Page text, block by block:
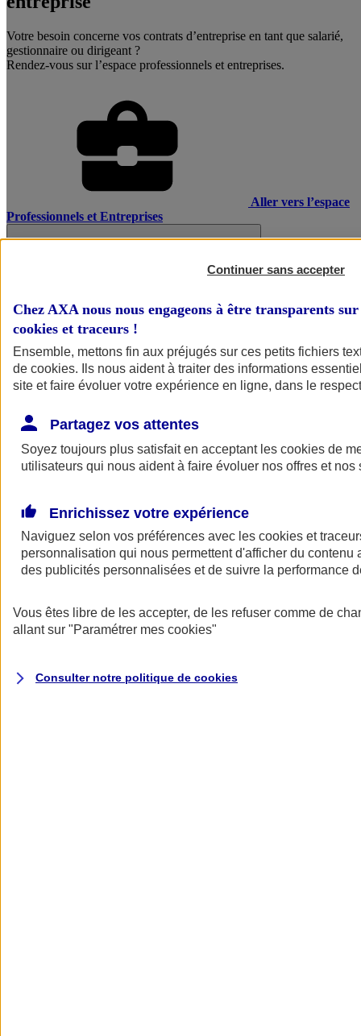
Votre besoin concerne vos contrats d’entreprise en tant que salarié,
gestionnaire ou dirigeant ?
Rendez-vous sur l’espace professionnels et entreprises.
Aller vers l’espace
Professionnels et Entreprises
AXA Assurance
Continuer sans accepter
Chez AXA nous nous engageons à être transparents
cookies et traceurs !
Ensemble, mettons fin aux préjugés sur ces petits fichiers
de cookies. Ils nous aident à traiter des informations
site et faire évoluer votre expérience en ligne, dans le
Partagez vos attentes
Soyez toujours plus satisfait en acceptant les cookies de
utilisateurs qui nous aident à faire évoluer nos offres et nos
Enrichissez votre expérience
Naviguez selon vos préférences avec les cookies et
personnalisation qui nous permettent d'afficher du contenu
des publicités personnalisées et de suivre la performance
Vous êtes libre de les accepter, de les refuser comme de
allant sur "Paramétrer mes cookies"
Consulter notre politique de cookies